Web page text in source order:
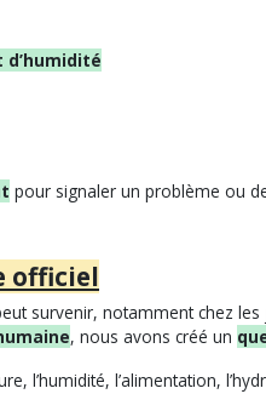
pour signaler un problème ou
officiel
survenir, notamment chez
, nous avons créé un
l’humidité, l’alimentation,